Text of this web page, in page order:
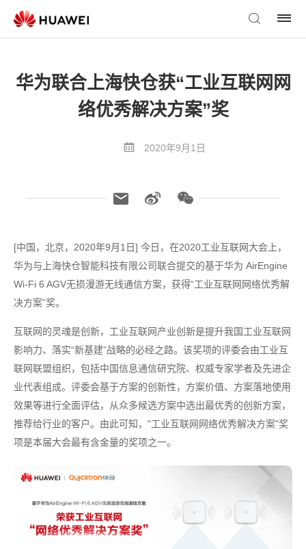
华为联合上海快仓获“工业互联网网
络优秀解决方案”奖
2020年9月1日
[中国，北京，2020年9月1日] 今日，在2020工业互联网大会上，
华为与上海快仓智能科技有限公司联合提交的基于华为 AirEngine
Wi-Fi 6 AGV无损漫游无线通信方案，获得“工业互联网网络优秀解
决方案”奖。
互联网的灵魂是创新，工业互联网产业创新是提升我国工业互联网
影响力、落实“新基建”战略的必经之路。该奖项的评委会由工业互
联网联盟组织，包括中国信息通信研究院、权威专家学者及先进企
业代表组成。评委会基于方案的创新性，方案价值、方案落地使用
效果等进行全面评估，从众多候选方案中选出最优秀的创新方案，
推荐给行业的客户。由此可知，"工业互联网网络优秀解决方案"奖
项是本届大会最有含金量的奖项之一。